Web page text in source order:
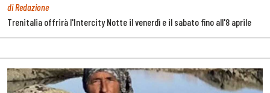
di Redazione
Trenitalia offrirà l'Intercity Notte il venerdì e il sabato fino all'8 aprile